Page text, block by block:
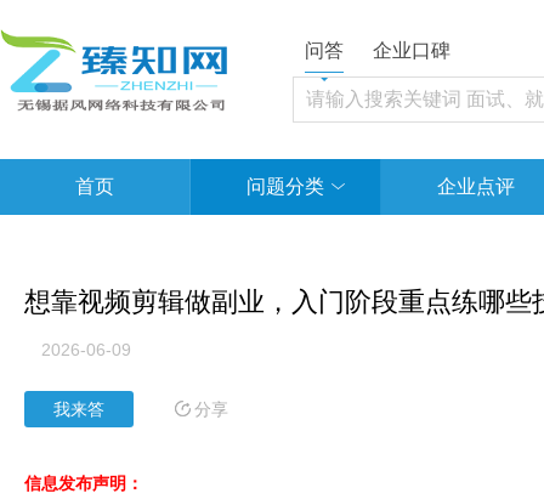
问答 企业口碑
首页 问题分类 企业点评
想靠视频剪辑做副业，入门阶段重点练哪些
2026-06-09
我来答 分享
信息发布声明：